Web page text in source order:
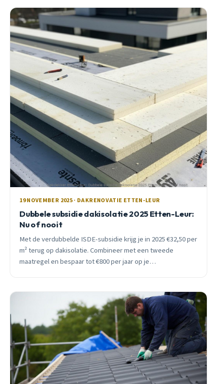
19 NOVEMBER 2025 · DAKRENOVATIE ETTEN-LEUR
Dubbele subsidie dakisolatie 2025 Etten-Leur:
Nu of nooit
Met de verdubbelde ISDE-subsidie krijg je in 2025 €32,50 per
m² terug op dakisolatie. Combineer met een tweede
maatregel en bespaar tot €800 per jaar op je